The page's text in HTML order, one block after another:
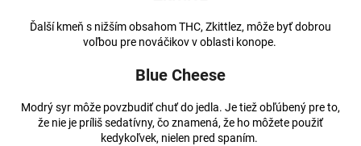
Ďalší kmeň s nižším obsahom THC, Zkittlez, môže byť dobrou
voľbou pre nováčikov v oblasti konope.
Blue Cheese
Modrý syr môže povzbudiť chuť do jedla. Je tiež obľúbený pre to,
že nie je príliš sedatívny, čo znamená, že ho môžete použiť
kedykoľvek, nielen pred spaním.